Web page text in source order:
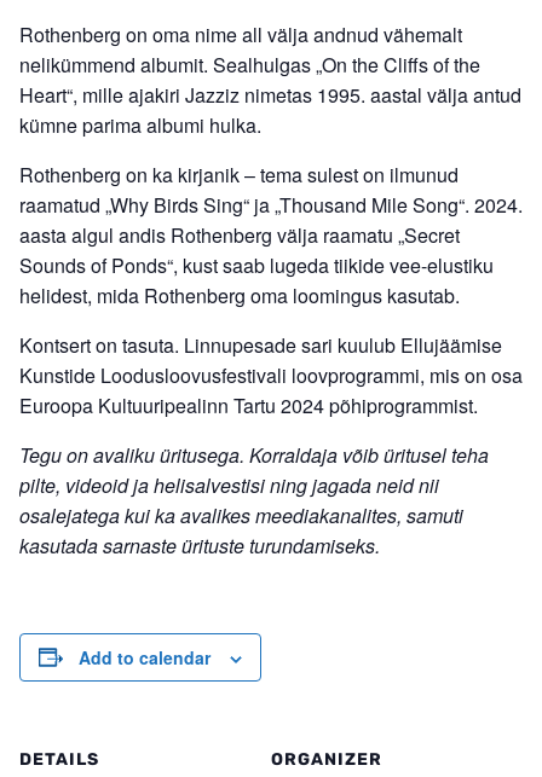
Rothenberg on oma nime all välja andnud vähemalt
nelikümmend albumit. Sealhulgas „On the Cliffs of the
Heart“, mille ajakiri Jazziz nimetas 1995. aastal välja antud
kümne parima albumi hulka.
Rothenberg on ka kirjanik – tema sulest on ilmunud
raamatud „Why Birds Sing“ ja „Thousand Mile Song“. 2024.
aasta algul andis Rothenberg välja raamatu „Secret
Sounds of Ponds“, kust saab lugeda tiikide vee-elustiku
helidest, mida Rothenberg oma loomingus kasutab.
Kontsert on tasuta. Linnupesade sari kuulub Ellujäämise
Kunstide Loodusloovusfestivali loovprogrammi, mis on osa
Euroopa Kultuuripealinn Tartu 2024 põhiprogrammist.
Tegu on avaliku üritusega. Korraldaja võib üritusel teha
pilte, videoid ja helisalvestisi ning jagada neid nii
osalejatega kui ka avalikes meediakanalites, samuti
kasutada sarnaste ürituste turundamiseks.
Add to calendar
DETAILS ORGANIZER